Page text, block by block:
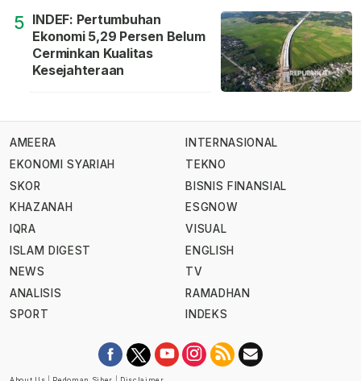
5 INDEF: Pertumbuhan
Ekonomi 5,29 Persen Belum
Cerminkan Kualitas
Kesejahteraan
AMEERA
EKONOMI SYARIAH
SKOR
KHAZANAH
IQRA
ISLAM DIGEST
NEWS
ANALISIS
SPORT
INTERNASIONAL
TEKNO
BISNIS FINANSIAL
ESGNOW
VISUAL
ENGLISH
TV
RAMADHAN
INDEKS